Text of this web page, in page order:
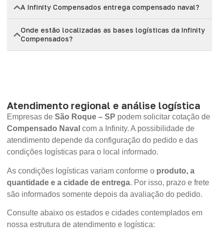
A Infinity Compensados entrega compensado naval?
Onde estão localizadas as bases logísticas da Infinity
Compensados?
Atendimento regional e análise logística
Empresas de São Roque – SP podem solicitar cotação de
Compensado Naval com a Infinity. A possibilidade de
atendimento depende da configuração do pedido e das
condições logísticas para o local informado.
As condições logísticas variam conforme o produto, a
quantidade e a cidade de entrega. Por isso, prazo e frete
são informados somente depois da avaliação do pedido.
Consulte abaixo os estados e cidades contemplados em
nossa estrutura de atendimento e logística: